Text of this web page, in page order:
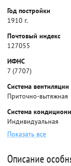
Год постройки
1910 г.
Почтовый индекс
127055
ИФНС
7 (7707)
Система вентиляции
Приточно-вытяжная
Система
Индивидуальная
Показать все
Описание